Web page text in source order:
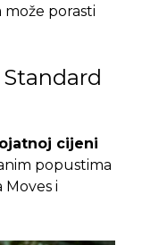
porasti
cijeni
popustima
i